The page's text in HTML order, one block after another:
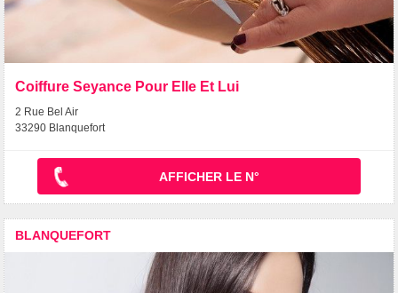
Coiffure Seyance Pour Elle Et Lui
2 Rue Bel Air
33290 Blanquefort
AFFICHER LE N°
BLANQUEFORT